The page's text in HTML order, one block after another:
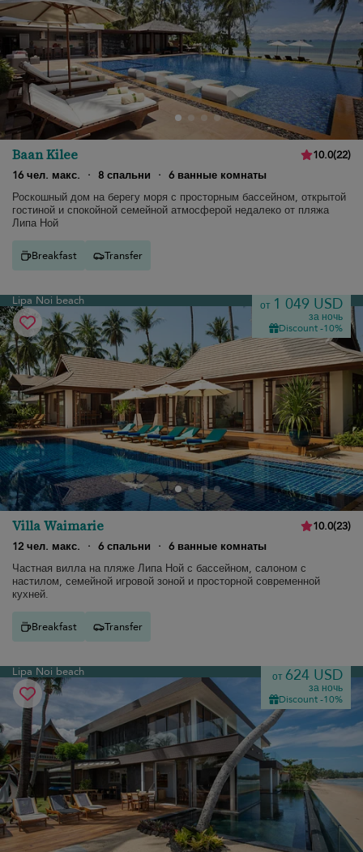
Baan Kilee 10.0(22)
16 чел. макс.
· 8 спальни · 6 ванные комнаты
Роскошный дом на берегу моря с просторным бассейном, открытой
гостиной и спокойной семейной атмосферой недалеко от пляжа
Липа Ной
Breakfast Transfer
Lipa Noi beach от 1 049 USD
за ночь
Discount -10%
Villa Waimarie 10.0(23)
12 чел. макс.
· 6 спальни · 6 ванные комнаты
Частная вилла на пляже Липа Ной с бассейном, салоном с
настилом, семейной игровой зоной и просторной современной
кухней.
Breakfast Transfer
Lipa Noi beach от 624 USD
за ночь
Discount -10%